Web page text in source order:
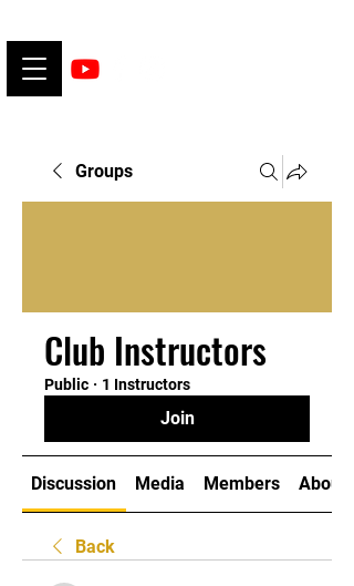
Groups
Club Instructors
Public · 1 Instructors
Join
Discussion Media Members About
Back